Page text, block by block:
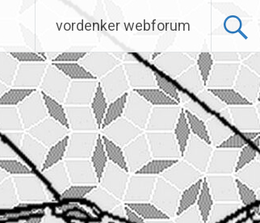
vordenker webforum